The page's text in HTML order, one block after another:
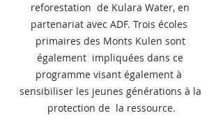
reforestation  de Kulara Water, en
partenariat avec ADF. Trois écoles
primaires des Monts Kulen sont
également  impliquées dans ce
programme visant également à
sensibiliser les jeunes générations à la
protection de  la ressource.